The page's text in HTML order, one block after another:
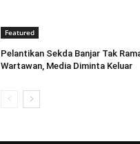
Featured
Pelantikan Sekda Banjar Tak
Wartawan, Media Diminta Keluar